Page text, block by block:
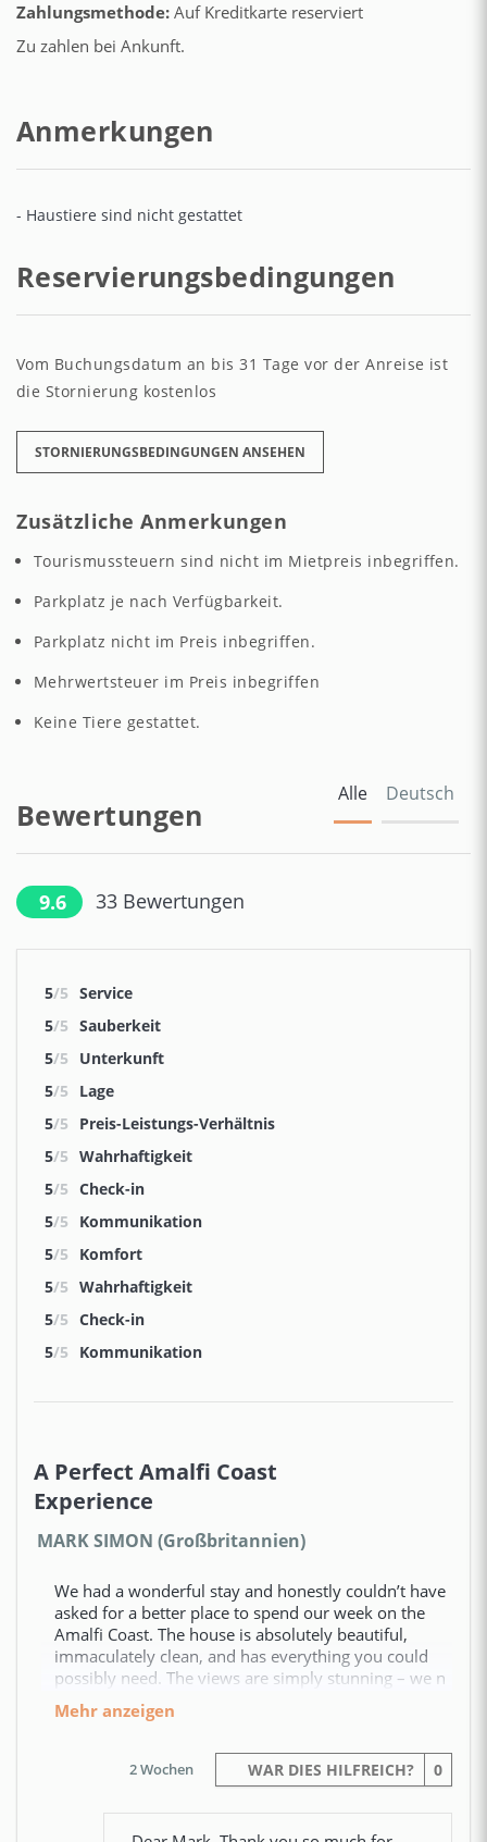
Zahlungsmethode: Auf Kreditkarte reserviert
Zu zahlen bei Ankunft.
Anmerkungen
- Haustiere sind nicht gestattet
Reservierungsbedingungen
Vom Buchungsdatum an bis 31 Tage vor der Anreise ist
die Stornierung kostenlos
STORNIERUNGSBEDINGUNGEN ANSEHEN
Zusätzliche Anmerkungen
Tourismussteuern sind nicht im Mietpreis inbegriffen.
Parkplatz je nach Verfügbarkeit.
Parkplatz nicht im Preis inbegriffen.
Mehrwertsteuer im Preis inbegriffen
Keine Tiere gestattet.
Bewertungen
9.6 33 Bewertungen
Alle Deutsch
5/5 Service
5/5 Sauberkeit
5/5
Unterkunft
5/5
Lage
5/5
Preis-Leistungs-Verhältnis
5/5 Wahrhaftigkeit
5/5 Check-in
5/5
Kommunikation
5/5
Komfort
5/5 Wahrhaftigkeit
5/5 Check-in
5/5 Kommunikation
A Perfect Amalfi Coast
Experience
MARK SIMON (Großbritannien)
We had a wonderful stay and honestly couldn’t have
asked for a better place to spend our week on the
Amalfi Coast. The house is absolutely beautiful,
immaculately clean, and has everything you could
possibly need. The views are simply stunning – we n
mehr anzeigen
WAR DIES HILFREICH? 0
2 Wochen